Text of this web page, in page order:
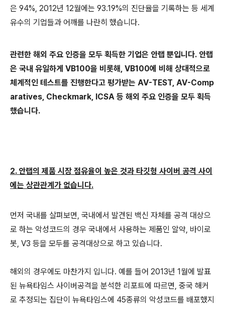
은 94%, 2012년 12월에는 93.19%의 진단율을 기록하는 등 세계
유수의 기업들과 어깨를 나란히 했습니다.
관련한 해외 주요 인증을 모두 획득한 기업은 안랩 뿐입니다. 안랩
은 국내 유일하게 VB100을 비롯해, VB100에 비해 상대적으로
체계적인 테스트를 진행한다고 평가받는 AV-TEST, AV-Comp
aratives, Checkmark, ICSA 등 해외 주요 인증을 모두 획득
했습니다.
2. 안랩의 제품 시장 점유율이 높은 것과 타깃형 사이버 공격 사이
에는 상관관계가 없습니다.
먼저 국내를 살펴보면, 국내에서 발견된 백신 자체를 공격 대상으
로 하는 악성코드의 경우 국내에서 사용하는 제품인 알약, 바이로
봇, V3 등을 모두를 공격대상으로 하고 있습니다.
해외의 경우에도 마찬가지 입니다. 예를 들어 2013년 1월에 발표
된 뉴욕타임스 사이버공격을 분석한 리포트에 따르면, 중국 해커
로 추정되는 집단이 뉴욕타임스에 45종류의 악성코드를 배포했지